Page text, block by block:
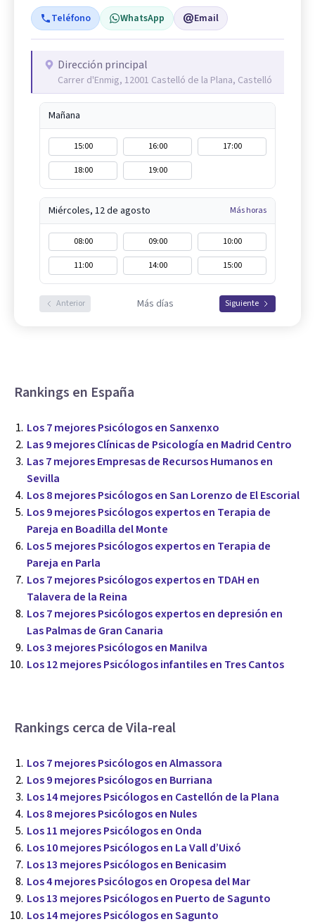
Teléfono WhatsApp Email
Dirección principal
Carrer d'Enmig, 12001 Castelló de la Plana, Castelló
Mañana
15:00 16:00
17:00
18:00
19:00
Miércoles, 12 de agosto Más horas
08:00 09:00
10:00
11:00
14:00 15:00
Anterior Más días Siguiente
Rankings en España
Los 7 mejores Psicólogos en Sanxenxo
Las 9 mejores Clínicas de Psicología en Madrid Centro
Las 7 mejores Empresas de Recursos Humanos en
Sevilla
Los 8 mejores Psicólogos en San Lorenzo de El Escorial
Los 9 mejores Psicólogos expertos en Terapia de
Pareja en Boadilla del Monte
Los 5 mejores Psicólogos expertos en Terapia de
Pareja en Parla
Los 7 mejores Psicólogos expertos en TDAH en
Talavera de la Reina
Los 7 mejores Psicólogos expertos en depresión en
Las Palmas de Gran Canaria
Los 3 mejores Psicólogos en Manilva
Los 12 mejores Psicólogos infantiles en Tres Cantos
Rankings cerca de Vila-real
Los 7 mejores Psicólogos en Almassora
Los 9 mejores Psicólogos en Burriana
Los 14 mejores Psicólogos en Castellón de la Plana
Los 8 mejores Psicólogos en Nules
Los 11 mejores Psicólogos en Onda
Los 10 mejores Psicólogos en La Vall d’Uixó
Los 13 mejores Psicólogos en Benicasim
Los 4 mejores Psicólogos en Oropesa del Mar
Los 13 mejores Psicólogos en Puerto de Sagunto
Los 14 mejores Psicólogos en Sagunto